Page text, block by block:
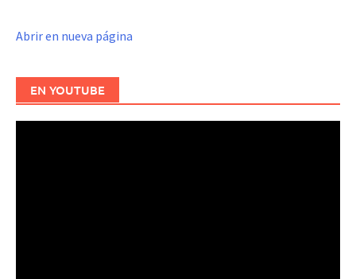
Abrir en nueva página
EN YOUTUBE